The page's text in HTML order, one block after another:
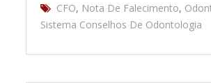
CFO, Nota De Falecimento,
Sistema Conselhos De Odontologia